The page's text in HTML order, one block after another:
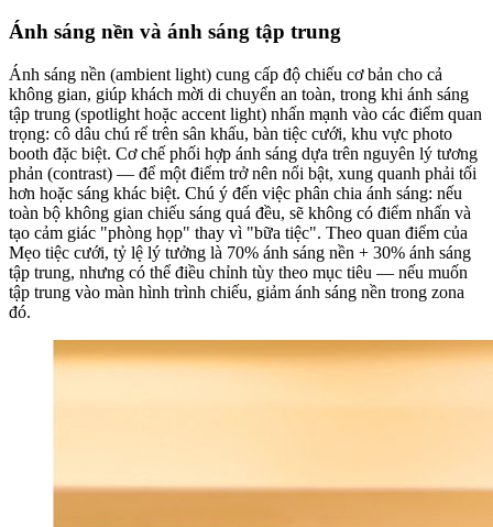
Ánh sáng nền và ánh sáng tập trung
Ánh sáng nền (ambient light) cung cấp độ chiếu cơ bản cho cả
không gian, giúp khách mời di chuyển an toàn, trong khi ánh sáng
tập trung (spotlight hoặc accent light) nhấn mạnh vào các điểm quan
trọng: cô dâu chú rể trên sân khấu, bàn tiệc cưới, khu vực photo
booth đặc biệt. Cơ chế phối hợp ánh sáng dựa trên nguyên lý tương
phản (contrast) — để một điểm trở nên nổi bật, xung quanh phải tối
hơn hoặc sáng khác biệt. Chú ý đến việc phân chia ánh sáng: nếu
toàn bộ không gian chiếu sáng quá đều, sẽ không có điểm nhấn và
tạo cảm giác "phòng họp" thay vì "bữa tiệc". Theo quan điểm của
Mẹo tiệc cưới, tỷ lệ lý tưởng là 70% ánh sáng nền + 30% ánh sáng
tập trung, nhưng có thể điều chỉnh tùy theo mục tiêu — nếu muốn
tập trung vào màn hình trình chiếu, giảm ánh sáng nền trong zona
đó.